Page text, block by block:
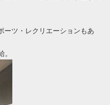
ーツ・レクリエーションもあ
。